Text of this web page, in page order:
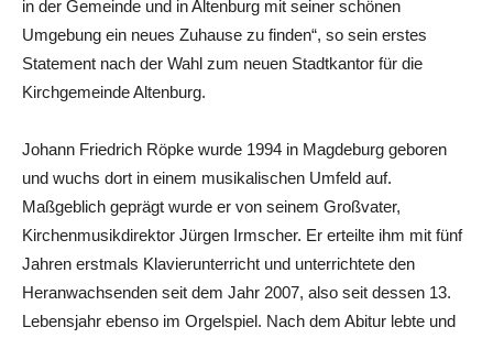
in der Gemeinde und in Altenburg mit seiner schönen
Umgebung ein neues Zuhause zu finden“, so sein erstes
Statement nach der Wahl zum neuen Stadtkantor für die
Kirchgemeinde Altenburg.
Johann Friedrich Röpke wurde 1994 in Magdeburg geboren
und wuchs dort in einem musikalischen Umfeld auf.
Maßgeblich geprägt wurde er von seinem Großvater,
Kirchenmusikdirektor Jürgen Irmscher. Er erteilte ihm mit fünf
Jahren erstmals Klavierunterricht und unterrichtete den
Heranwachsenden seit dem Jahr 2007, also seit dessen 13.
Lebensjahr ebenso im Orgelspiel. Nach dem Abitur lebte und